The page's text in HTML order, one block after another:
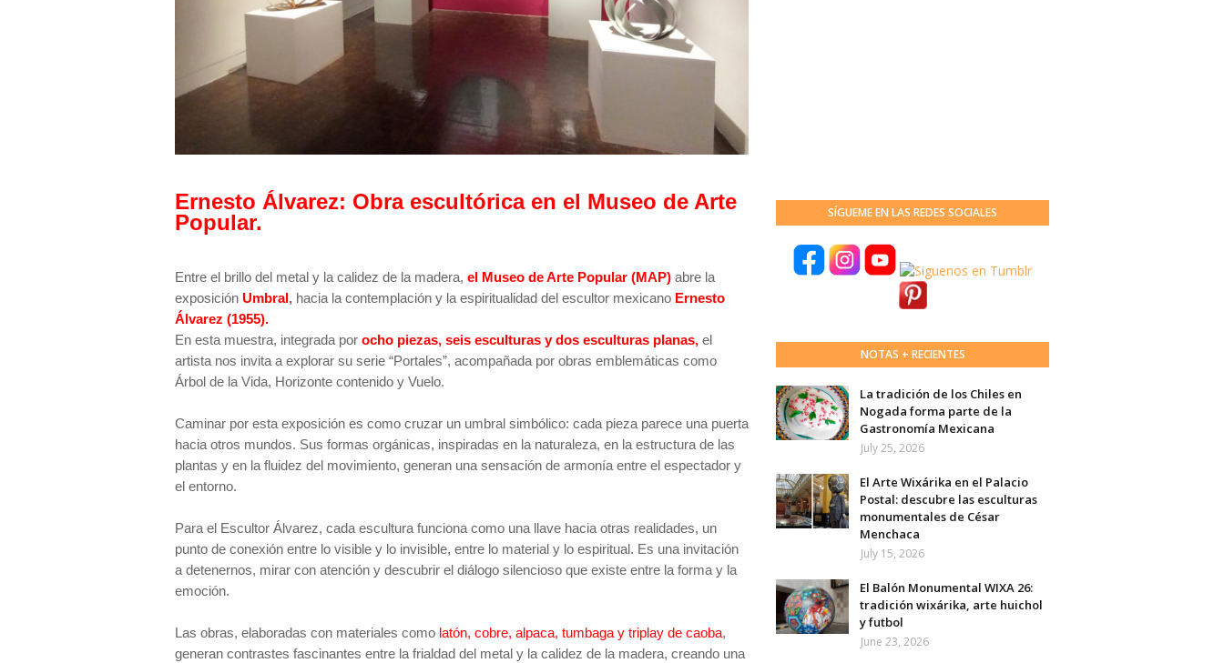
Ernesto Álvarez: Obra escultórica en el Museo de Arte
Popular.
Entre el brillo del metal y la calidez de la madera, el Museo de Arte Popular (MAP) abre la
exposición Umbral, hacia la contemplación y la espiritualidad del escultor mexicano Ernesto
Álvarez (1955).
En esta muestra, integrada por ocho piezas, seis esculturas y dos esculturas planas, el
artista nos invita a explorar su serie “Portales”, acompañada por obras emblemáticas como
Árbol de la Vida, Horizonte contenido y Vuelo.
Caminar por esta exposición es como cruzar un umbral simbólico: cada pieza parece una puerta
hacia otros mundos. Sus formas orgánicas, inspiradas en la naturaleza, en la estructura de las
plantas y en la fluidez del movimiento, generan una sensación de armonía entre el espectador y
el entorno.
Para el Escultor Álvarez, cada escultura funciona como una llave hacia otras realidades, un
punto de conexión entre lo visible y lo invisible, entre lo material y lo espiritual. Es una invitación
a detenernos, mirar con atención y descubrir el diálogo silencioso que existe entre la forma y la
emoción.
Las obras, elaboradas con materiales como latón, cobre, alpaca, tumbaga y triplay de caoba,
generan contrastes fascinantes entre la frialdad del metal y la calidez de la madera, creando una
SÍGUEME EN LAS REDES SOCIALES
NOTAS + RECIENTES
La tradición de los Chiles en
Nogada forma parte de la
Gastronomía Mexicana
July 25, 2026
El Arte Wixárika en el Palacio
Postal: descubre las esculturas
monumentales de César
Menchaca
July 15, 2026
El Balón Monumental WIXA 26:
tradición wixárika, arte huichol
y futbol
June 23, 2026